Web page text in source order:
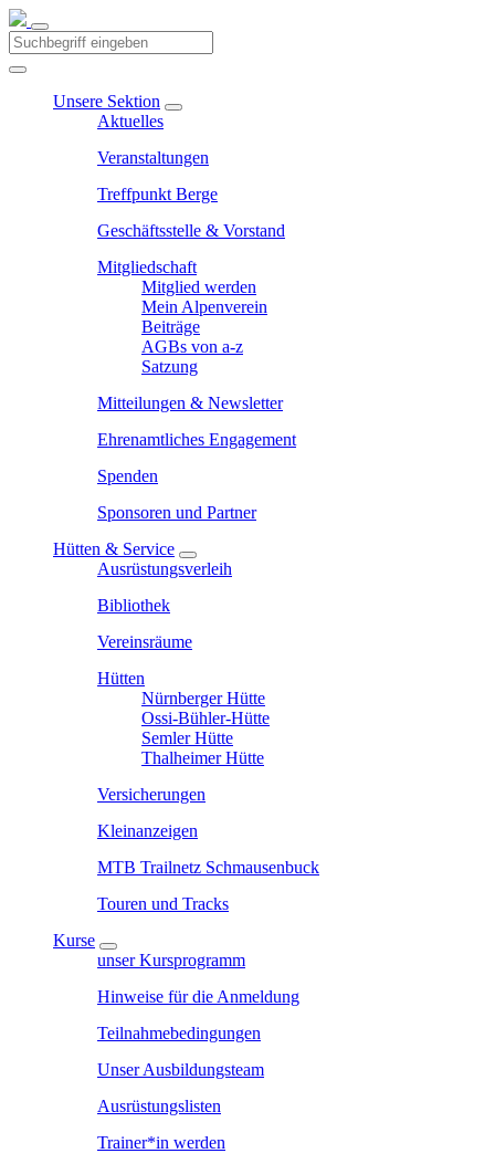
Unsere Sektion
Aktuelles
Veranstaltungen
Treffpunkt Berge
Geschäftsstelle & Vorstand
Mitgliedschaft
Mitglied werden
Mein Alpenverein
Beiträge
AGBs von a-z
Satzung
Mitteilungen & Newsletter
Ehrenamtliches Engagement
Spenden
Sponsoren und Partner
Hütten & Service
Ausrüstungsverleih
Bibliothek
Vereinsräume
Hütten
Nürnberger Hütte
Ossi-Bühler-Hütte
Semler Hütte
Thalheimer Hütte
Versicherungen
Kleinanzeigen
MTB Trailnetz Schmausenbuck
Touren und Tracks
Kurse
unser Kursprogramm
Hinweise für die Anmeldung
Teilnahmebedingungen
Unser Ausbildungsteam
Ausrüstungslisten
Trainer*in werden